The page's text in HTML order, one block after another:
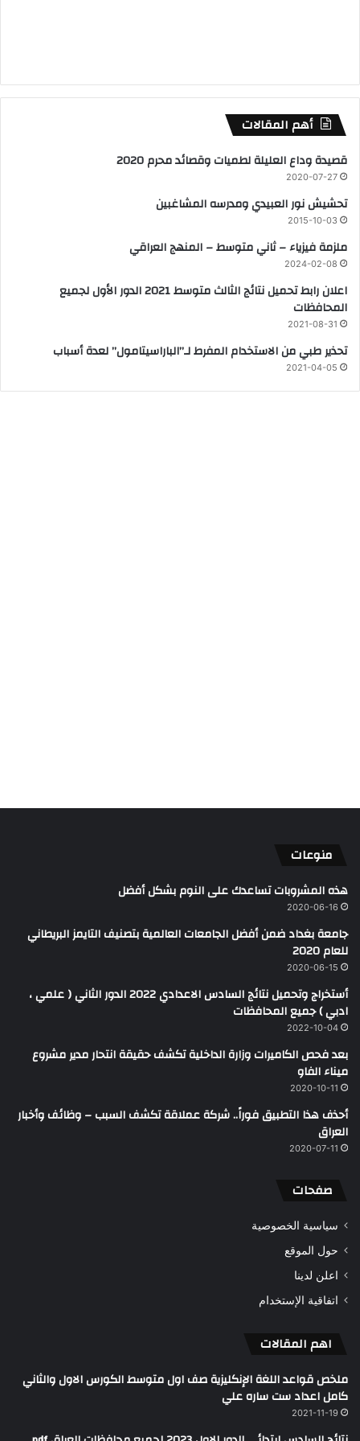
أهم المقالات
قصيدة وداع العليلة لطميات وقصائد محرم 2020
2020-07-27
تحشيش نور العبيدي ومدرسه المشاغبين
2015-10-03
ملزمة فيزياء – ثاني متوسط – المنهج العراقي
2024-02-08
اعلان رابط تحميل نتائج الثالث متوسط 2021 الدور الأول لجميع
المحافظات
2021-08-31
تحذير طبي من الاستخدام المفرط لـ’’الباراسيتامول’’ لعدة أسباب
2021-04-05
منوعات
هذه المشروبات تساعدك على النوم بشكل أفضل
2020-06-16
جامعة بغداد ضمن أفضل الجامعات العالمية بتصنيف التايمز البريطاني
للعام 2020
2020-06-15
أستخراج وتحميل نتائج السادس الاعدادي 2022 الدور الثاني ( علمي ،
ادبي ) جميع المحافظات
2022-10-04
بعد فحص الكاميرات وزارة الداخلية تكشف حقيقة انتحار مدير مشروع
ميناء الفاو
2020-10-11
أحذف هذا التطبيق فوراً.. شركة عملاقة تكشف السبب – وظائف وأخبار
العراق
2020-07-11
صفحات
سياسية الخصوصية
حول الموقع
اعلن لدينا
اتفاقية الإستخدام
اهم المقالات
ملخص قواعد اللغة الإنكليزية صف اول متوسط الكورس الاول والثاني
كامل اعداد ست ساره علي
2021-11-19